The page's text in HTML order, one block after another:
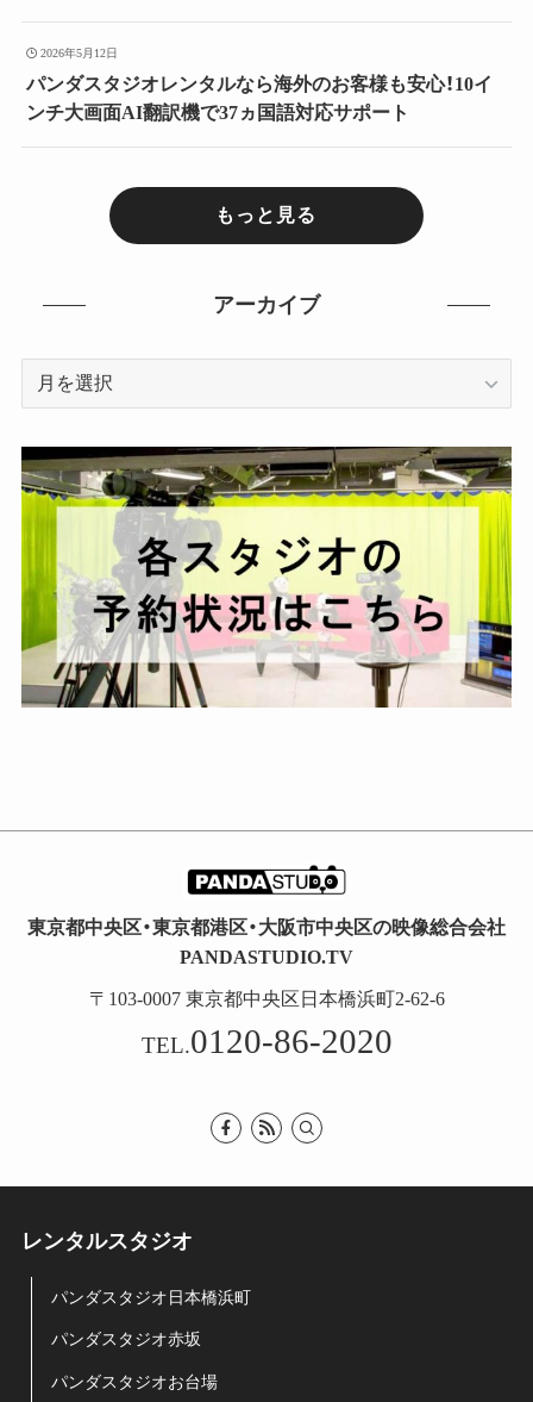
2026年5月12日
パンダスタジオレンタルなら海外のお客様も安心！10イ
ンチ大画面AI翻訳機で37ヵ国語対応サポート
もっと見る
アーカイブ
イ
ブ
東京都中央区・東京都港区・大阪市中央区の映像総合会社
PANDASTUDIO.TV
〒103-0007 東京都中央区日本橋浜町2-62-6
TEL.0120-86-2020
レンタルスタジオ
パンダスタジオ日本橋浜町
パンダスタジオ赤坂
パンダスタジオお台場